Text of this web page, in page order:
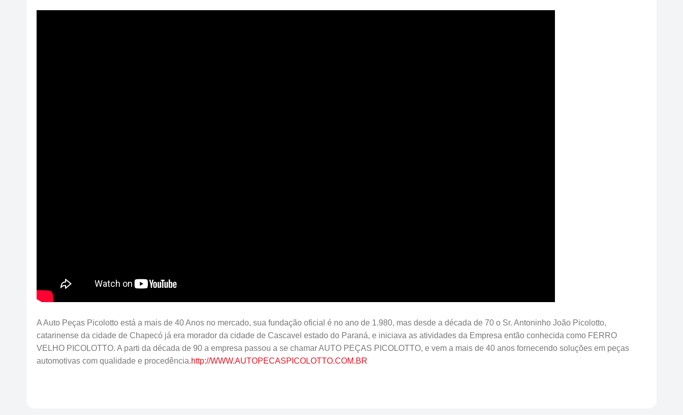
A Auto Peças Picolotto está a mais de 40 Anos no mercado, sua fundação oficial é no ano de 1.980, mas desde a década de 70 o Sr. Antoninho João Picolotto,
catarinense da cidade de Chapecó já era morador da cidade de Cascavel estado do Paraná, e iniciava as atividades da Empresa então conhecida como FERRO
VELHO PICOLOTTO. A parti da década de 90 a empresa passou a se chamar AUTO PEÇAS PICOLOTTO, e vem a mais de 40 anos fornecendo soluções em peças
automotivas com qualidade e procedência.http://WWW.AUTOPECASPICOLOTTO.COM.BR